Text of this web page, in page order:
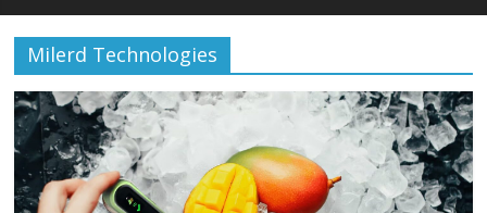
Milerd Technologies